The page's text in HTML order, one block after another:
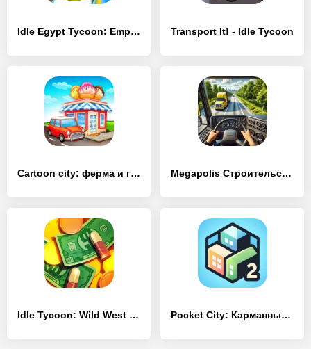
Idle Egypt Tycoon: Empire Game Transport It! - Idle Tycoon
Cartoon city: ферма и город Megapolis Строительство Города
Idle Tycoon: Wild West Clicker Pocket City: Карманный город 2